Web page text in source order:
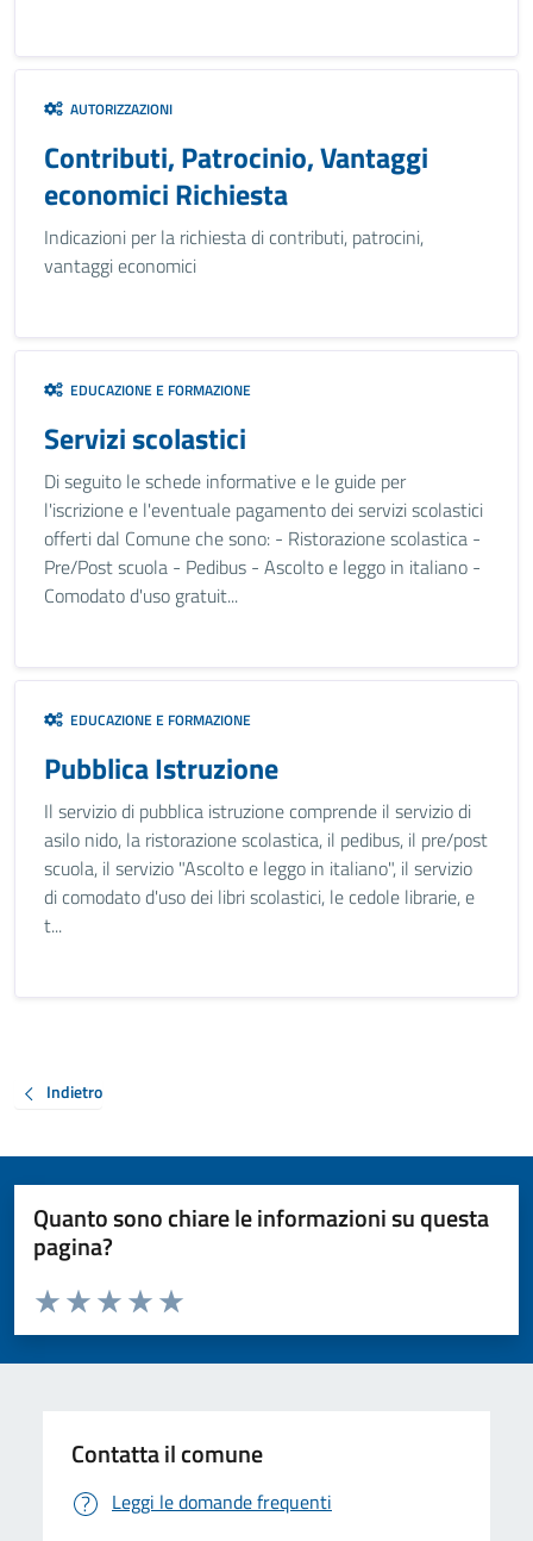
AUTORIZZAZIONI
Contributi, Patrocinio, Vantaggi
economici Richiesta
Indicazioni per la richiesta di contributi, patrocini,
vantaggi economici
EDUCAZIONE E FORMAZIONE
Servizi scolastici
Di seguito le schede informative e le guide per
l'iscrizione e l'eventuale pagamento dei servizi scolastici
offerti dal Comune che sono: - Ristorazione scolastica -
Pre/Post scuola - Pedibus - Ascolto e leggo in italiano -
Comodato d'uso gratuit...
EDUCAZIONE E FORMAZIONE
Pubblica Istruzione
Il servizio di pubblica istruzione comprende il servizio di
asilo nido, la ristorazione scolastica, il pedibus, il pre/post
scuola, il servizio "Ascolto e leggo in italiano", il servizio
di comodato d'uso dei libri scolastici, le cedole librarie, e
t...
Indietro
Quanto sono chiare le informazioni su questa
pagina?
Valuta da 1 a 5 stelle la pagina
Valuta 5 stelle su 5
Valuta 4 stelle su 5
Valuta 3 stelle su 5
Valuta 2 stelle su 5
Valuta 1 stelle su 5
Contatta il comune
Leggi le domande frequenti